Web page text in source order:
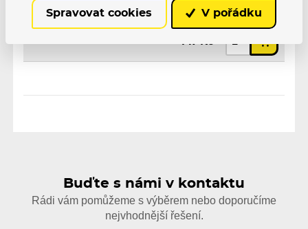
PS26
EAN: 4040333369517
147 Kč
Buďte s námi v kontaktu
Rádi vám pomůžeme s výběrem nebo doporučíme
nejvhodnější řešení.
Spravovat cookies V pořádku